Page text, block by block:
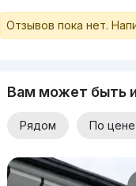
Отзывов пока нет.
Вам может быть
Рядом По цене